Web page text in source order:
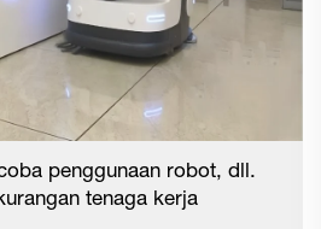
penggunaan robot, dll.
tenaga kerja